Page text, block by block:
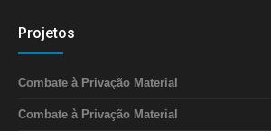
Projetos
Combate à Privação Material
Combate à Privação Material